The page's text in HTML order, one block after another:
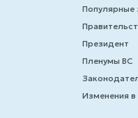
Популярные
Президент
Пленумы ВС
Изменения